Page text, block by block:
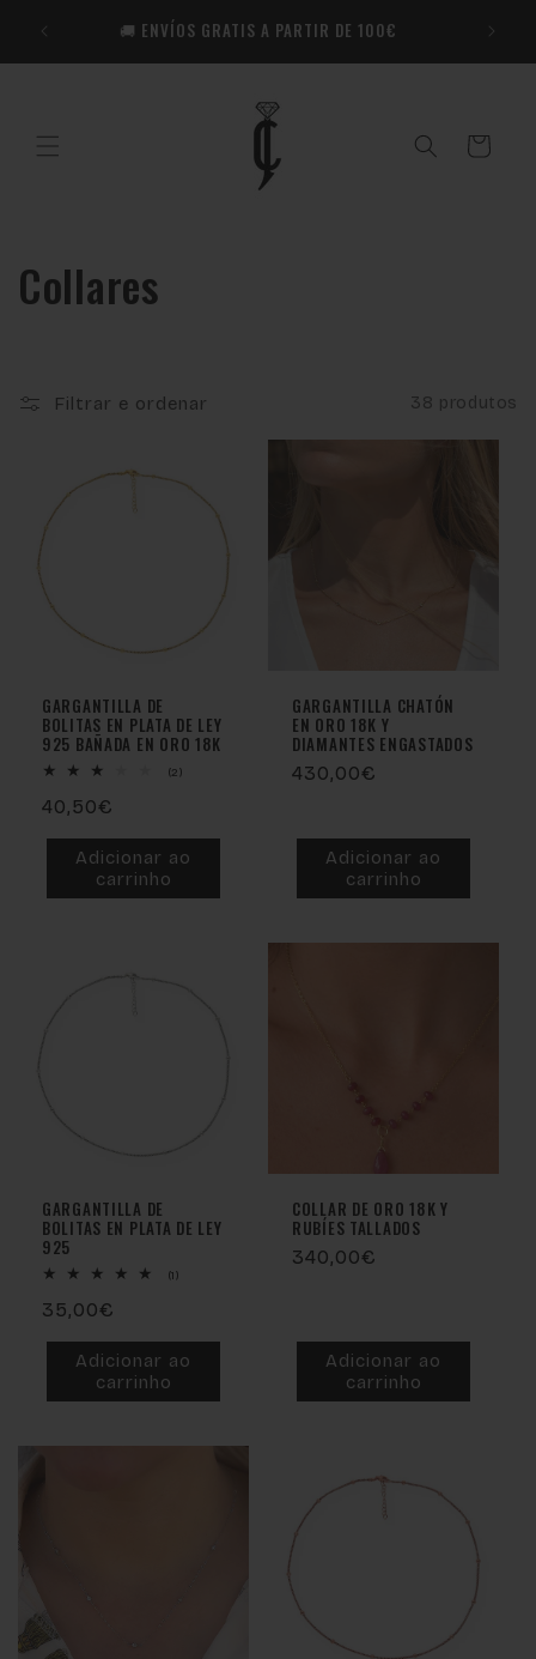
para o
🚚 ENVÍOS GRATIS A PARTIR DE 100€
Carrinho
C
l
Collares
Filtrar e ordenar 38 produtos
GARGANTILLA DE
BOLITAS EN PLATA DE LEY
925 BAÑADA EN ORO 18K
(2)
Preço
normal
40,50€
Adicionar ao
carrinho
GARGANTILLA CHATÓN
EN ORO 18K Y
DIAMANTES ENGASTADOS
Preço
430,00€
Adicionar ao
carrinho
GARGANTILLA DE
BOLITAS EN PLATA DE LEY
925
(1)
Preço
normal
35,00€
Adicionar ao
carrinho
COLLAR DE ORO 18K Y
RUBÍES TALLADOS
Preço
340,00€
Adicionar ao
carrinho